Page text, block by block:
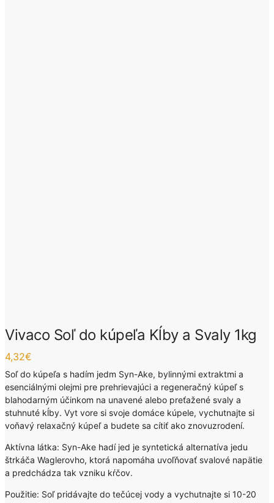
Vivaco Soľ do kúpeľa Kĺby a Svaly 1kg
4,32€
Soľ do kúpeľa s hadím jedm Syn-Ake, bylinnými extraktmi a
esenciálnými olejmi pre prehrievajúci a regeneračný kúpeľ s
blahodarným účinkom na unavené alebo preťažené svaly a
stuhnuté kĺby. Vyt vore si svoje domáce kúpele, vychutnajte si
voňavý relaxačný kúpeľ a budete sa cítiť ako znovuzrodení.
Aktívna látka: Syn-Ake hadí jed je syntetická alternatíva jedu
štrkáča Waglerovho, ktorá napomáha uvoľňovať svalové napätie
a predchádza tak vzniku kŕčov.
Použitie: Soľ pridávajte do tečúcej vody a vychutnajte si 10-20